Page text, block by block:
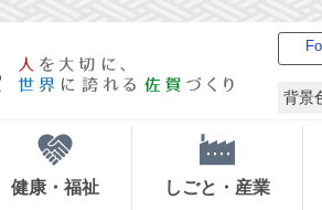
背景
健康・福祉 しごと・産業